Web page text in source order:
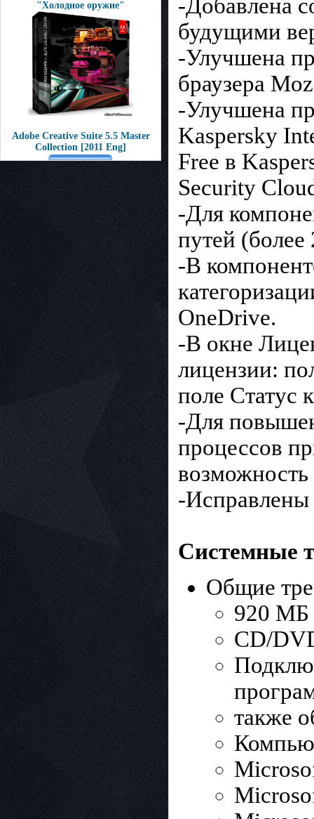
"Холодное оружие"
Adobe Creative Suite 5.5 Master
Collection [2011 Eng]
-Добавлена
будущими
-Улучшена
браузера
-Улучшена
Kaspersky
Free в
Security
-Для
путей
-В
OneDrive.
-В окне
лицензии:
поле Статус
-Для
процессов
-
Системные
Общие
920 МБ
CD/
также